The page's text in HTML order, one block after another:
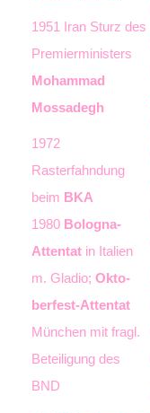
1951 Iran Sturz des
Premierministers
Mohammad
Mossadegh
1972
Rasterfahndung
beim BKA
1980 Bologna-
Attentat in Italien
m. Gladio; Okto­
berfest-Attentat
Mün­chen mit fragl.
Betei­ligung des
BND